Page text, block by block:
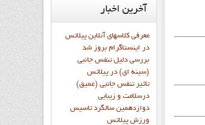
آخرین اخبار
معرفی کلاسهای آنلاین پیلاتس
در اینستاگرام بروز شد
بررسی دلیل تنفس جانبی
(سینه ای) در پیلاتس
تاثیر تنفس جانبی (عمیق)
درسلامت و زیبایی
دوازدهمين سالگرد تاسيس
ورزش پيلاتس